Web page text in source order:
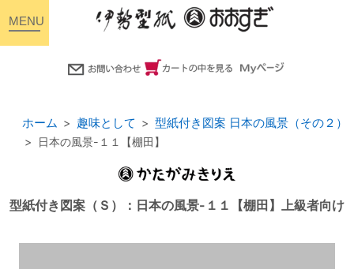
ホーム 趣味として 型紙付き図案 日本の風景（その２）
日本の風景-１１【棚田】
型紙付き図案（Ｓ）：日本の風景-１１【棚田】上級者向け
toggle
navigation